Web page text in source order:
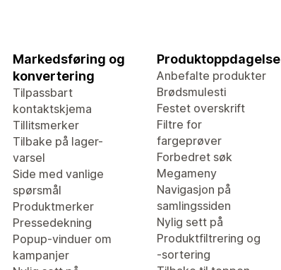
Markedsføring og
konvertering
Tilpassbart
kontaktskjema
Tillitsmerker
Tilbake på lager-
varsel
Side med vanlige
spørsmål
Produktmerker
Pressedekning
Popup-vinduer om
kampanjer
Produktoppdagelse
Anbefalte produkter
Brødsmulesti
Festet overskrift
Filtre for
fargeprøver
Forbedret søk
Megameny
Navigasjon på
samlingssiden
Nylig sett på
Produktfiltrering og
-sortering